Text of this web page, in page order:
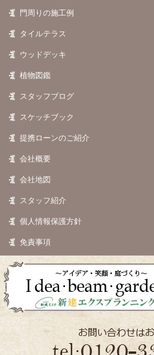
門周りの施工例
タイルテラス
ウッドデッキ
植物図鑑
スタッフブログ
スケッチブック
提携ローンのご紹介
会社概要
会社地図
スタッフ紹介
個人情報保護方針
免責事項